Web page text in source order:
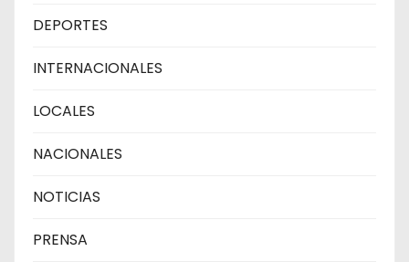
DEPORTES
INTERNACIONALES
LOCALES
NACIONALES
NOTICIAS
PRENSA